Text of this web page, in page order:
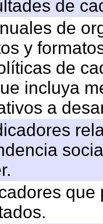
de
de
y
de
incluya
a